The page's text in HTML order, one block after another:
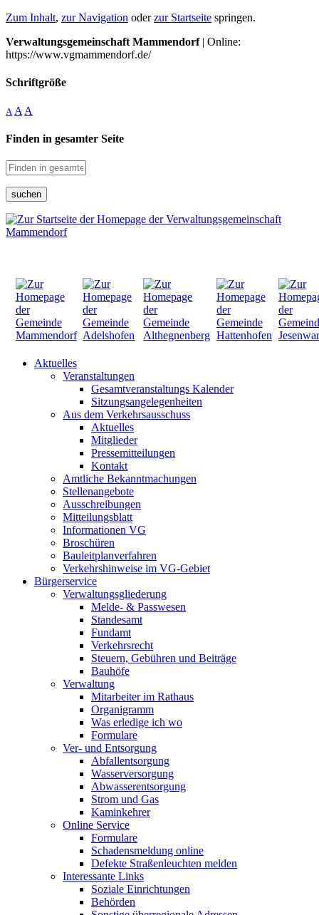
Zum Inhalt, zur Navigation oderzur Startseite springen.
Verwaltungsgemeinschaft Mammendorf| Online:
https://www.vgmammendorf.de/
Schriftgröße
A A A
Finden in gesamter Seite
suchen
Aktuelles
Veranstaltungen
Gesamtveranstaltungs Kalender
Sitzungsangelegenheiten
Aus dem Verkehrsausschuss
Aktuelles
Mitglieder
Pressemitteilungen
Kontakt
Amtliche Bekanntmachungen
Stellenangebote
Ausschreibungen
Mitteilungsblatt
Informationen VG
Broschüren
Bauleitplanverfahren
Verkehrshinweise im VG-Gebiet
Bürgerservice
Verwaltungsgliederung
Melde- & Passwesen
Standesamt
Fundamt
Verkehrsrecht
Steuern, Gebühren und Beiträge
Bauhöfe
Verwaltung
Mitarbeiter im Rathaus
Organigramm
Was erledige ich wo
Formulare
Ver- und Entsorgung
Abfallentsorgung
Wasserversorgung
Abwasserentsorgung
Strom und Gas
Kaminkehrer
Online Service
Formulare
Schadensmeldung online
Defekte Straßenleuchten melden
Interessante Links
Soziale Einrichtungen
Behörden